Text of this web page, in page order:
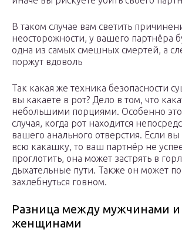
В таком случае вам светить
неосторожности, у вашего партнёра
одна из самых смешных смертей, а
поржут вдоволь
Так какая же техника безопасности
вы какаете в рот? Дело в том, что
небольшими порциями. Особенно это
случая, когда рот находится
вашего анального отверстия. Если
всю какашку, то ваш партнёр не
проглотить, она может застрять в
дыхательные пути. Также он может
захлебнуться говном.
Разница между мужчинами и
женщинами